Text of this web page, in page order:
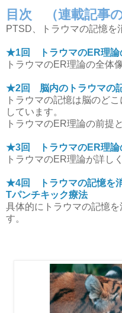
目次 （連載記事の
PTSD、トラウマの記憶を
★1回 トラウマのER理論
トラウマのER理論の全体
★2回 脳内のトラウマの
トラウマの記憶は脳のど
しています。
トラウマのER理論の前提
★3回 トラウマのER理論
トラウマのER理論が詳し
★4回 トラウマの記憶
Tパンチキック療法
具体的にトラウマの記憶
す。